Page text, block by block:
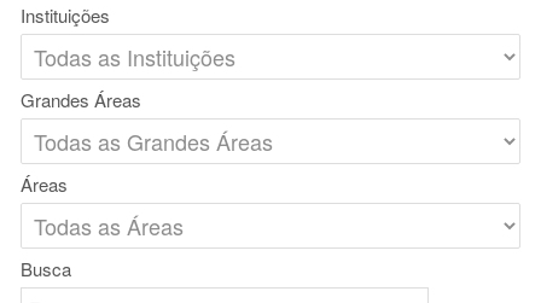
Instituições
Grandes Áreas
Áreas
Busca